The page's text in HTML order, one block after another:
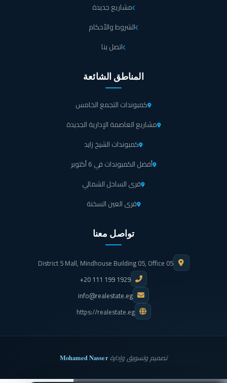
مشاريع جديدة
الشروط والأحكام
اتصل بنا
المناطق الشائعة
كمبوندات التجمع الخامس
مشاريع العاصمة الإدارية الجديدة
كمبوندات الشيخ زايد
أفضل الكمبوندات في 6 أكتوبر
قرى الساحل الشمالي
قرى العين السخنة
تواصل معنا
District 5 Mall, Mindhouse Building 05, Office 05
+20 111 199 1929
info@realestate.eg
https://realestate.eg
تصميم وتسويق وإدارةMohamed Nasser